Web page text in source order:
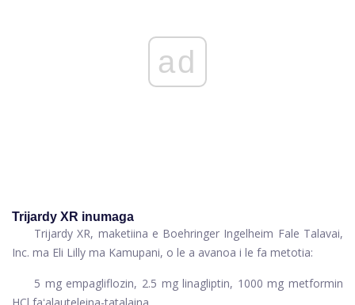
ad
Trijardy XR inumaga
Trijardy XR, maketiina e Boehringer Ingelheim Fale Talavai,
Inc. ma Eli Lilly ma Kamupani, o le a avanoa i le fa metotia:
5 mg empagliflozin, 2.5 mg linagliptin, 1000 mg metformin